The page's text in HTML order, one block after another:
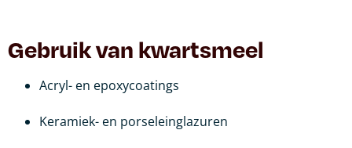
Gebruik van kwartsmeel
Acryl- en epoxycoatings
Keramiek- en porseleinglazuren